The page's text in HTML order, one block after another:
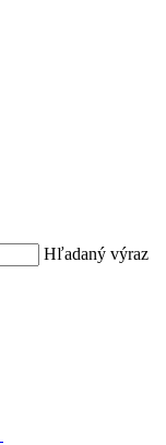
Hľadaný výraz